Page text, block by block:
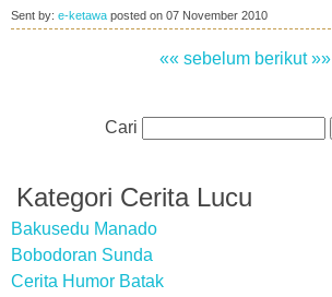
Sent by: e-ketawa posted on 07 November 2010
«« sebelum berikut »»
Cari
Kategori Cerita Lucu
Bakusedu Manado
Bobodoran Sunda
Cerita Humor Batak